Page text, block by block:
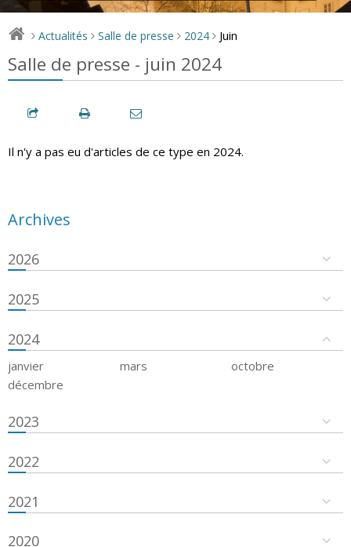
> Actualités > Salle de presse > 2024 > Juin
Salle de presse - juin 2024
Il n'y a pas eu d'articles de ce type en 2024.
Archives
2026
2025
2024
janvier mars
octobre
décembre
2023
2022
2021
2020